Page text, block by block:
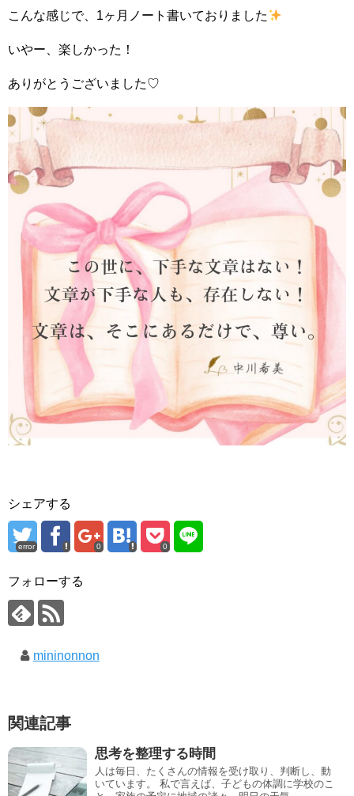
こんな感じで、1ヶ月ノート書いておりました
いやー、楽しかった！
ありがとうございました♡
シェアする
error 0 0
フォローする
mininonnon
関連記事
思考を整理する時間
人は毎日、たくさんの情報を受け取り、判断し、動
いています。 私で言えば、子どもの体調に学校のこ